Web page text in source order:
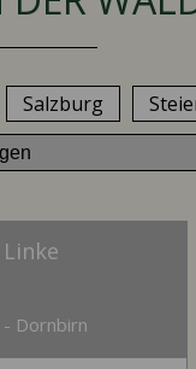
Salzburg
Dornbirn